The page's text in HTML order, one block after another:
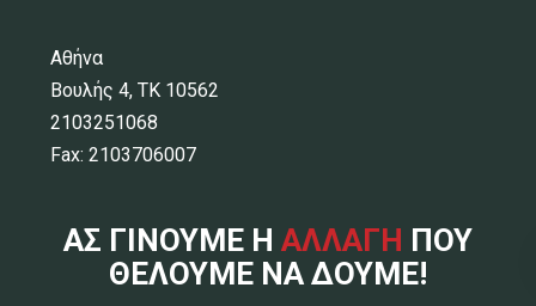
Αθήνα
Βουλής 4, ΤΚ 10562
2103251068
Fax: 2103706007
ΑΣ ΓΙΝΟΥΜΕ Η ΑΛΛΑΓΗ ΠΟΥ
ΘΕΛΟΥΜΕ ΝΑ ΔΟΥΜΕ!